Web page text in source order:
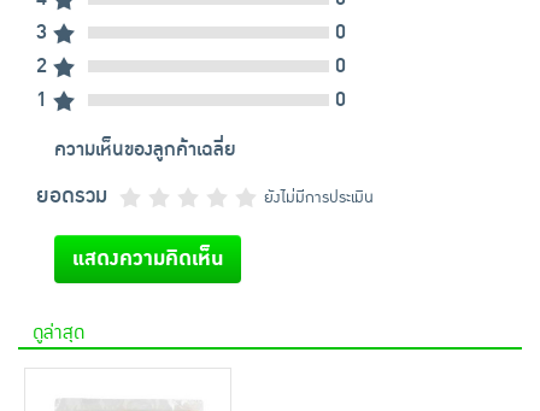
3
0
2
0
1
0
ความเห็นของลูกค้าเฉลี่ย
ยอดรวม ยังไม่มีการประเมิน
แสดงความคิดเห็น
ดูล่าสุด